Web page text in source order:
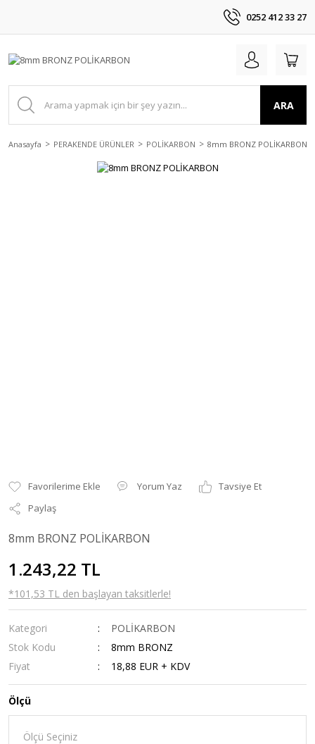
0252 412 33 27
ARA
Anasayfa PERAKENDE ÜRÜNLER POLİKARBON 8mm BRONZ POLİKARBON
Yorum Yaz
Tavsiye Et
Paylaş
8mm BRONZ POLİKARBON
1.243,22 TL
*101,53 TL den başlayan taksitlerle!
Kategori
POLİKARBON
Stok Kodu
8mm BRONZ
Fiyat
18,88 EUR + KDV
Ölçü